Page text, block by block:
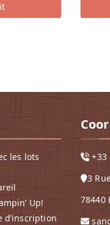
les lots
Up!
d’inscription
+33
3
78440